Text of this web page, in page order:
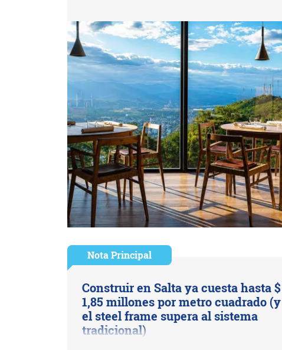
Nota Principal
Construir en Salta ya cuesta hasta $
1,85 millones por metro cuadrado (y
el steel frame supera al sistema
tradicional)